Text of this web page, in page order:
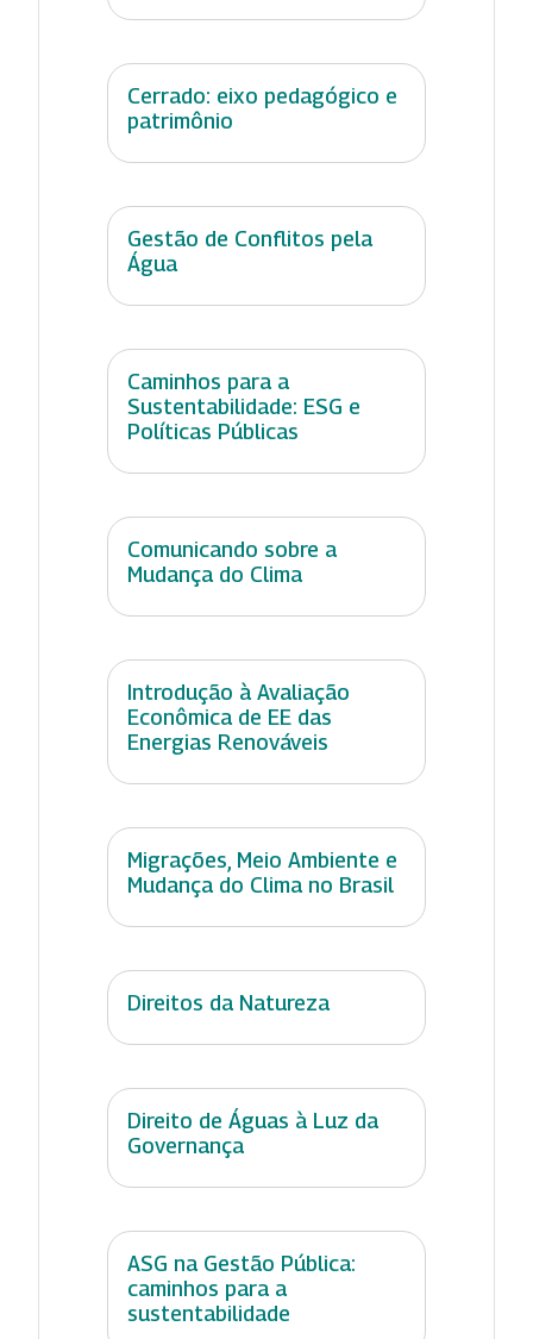
Cerrado: eixo pedagógico e
patrimônio
Gestão de Conflitos pela
Água
Caminhos para a
Sustentabilidade: ESG e
Políticas Públicas
Comunicando sobre a
Mudança do Clima
Introdução à Avaliação
Econômica de EE das
Energias Renováveis
Migrações, Meio Ambiente e
Mudança do Clima no Brasil
Direitos da Natureza
Direito de Águas à Luz da
Governança
ASG na Gestão Pública:
caminhos para a
sustentabilidade